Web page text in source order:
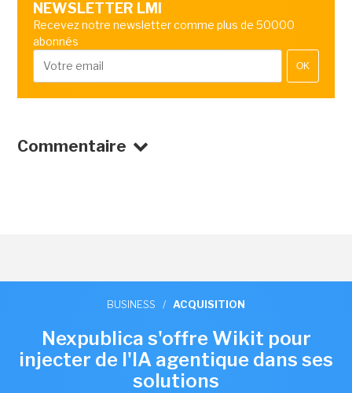
NEWSLETTER LMI
Recevez notre newsletter comme plus de 50000
abonnés
OK
Commentaire
BUSINESS / ACQUISITION
Nexpublica s'offre Wikit pour
injecter de l'IA agentique dans ses
solutions